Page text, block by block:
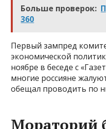
Больше проверок:
360
Первый зампред
экономической
ноябре в беседе с
многие россияне
обещал проводить по
Мораторий